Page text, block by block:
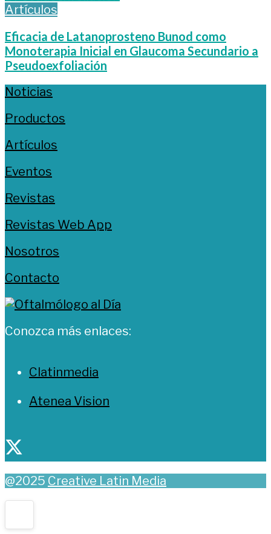
Artículos
Eficacia de Latanoprosteno Bunod como
Monoterapia Inicial en Glaucoma Secundario a
Pseudoexfoliación
Noticias
Productos
Artículos
Eventos
Revistas
Revistas Web App
Nosotros
Contacto
Conozca más enlaces:
Clatinmedia
Atenea Vision
@2025 Creative Latin Media